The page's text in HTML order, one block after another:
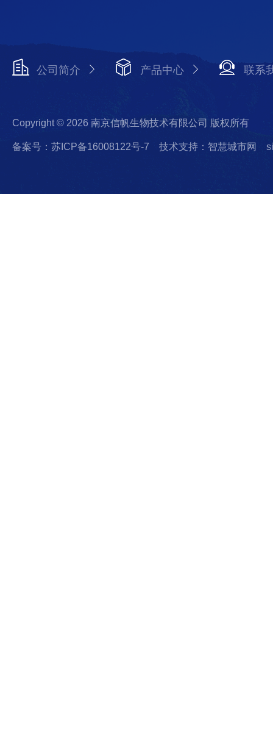
公司简介 产品中心 联系
Copyright © 2026 南京信帆生物技术有限公司 版权所有
备案号：苏ICP备16008122号-7 技术支持：智慧城市网